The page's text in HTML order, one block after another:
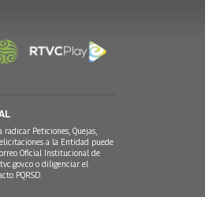
radicar Peticiones, Quejas,
a la Entidad puede
Oficial Institucional de
o diligenciar el
PQRSD.